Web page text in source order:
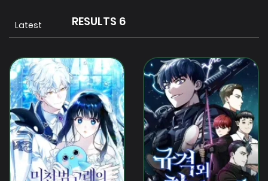
6 RESULTS
Latest